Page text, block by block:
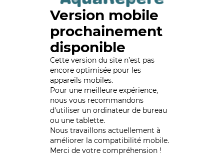
Version mobile
prochainement
disponible
Cette version du site n’est pas
encore optimisée pour les
appareils mobiles.
Pour une meilleure expérience,
nous vous recommandons
d'utiliser un ordinateur de bureau
ou une tablette.
Nous travaillons actuellement à
améliorer la compatibilité mobile.
Merci de votre compréhension !